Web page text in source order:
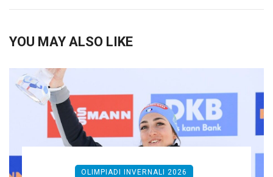
YOU MAY ALSO LIKE
OLIMPIADI INVERNALI 2026